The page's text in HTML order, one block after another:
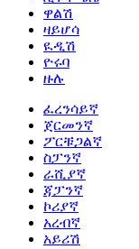
ዋልሽ
ዛይሆሳ
ዪዲሽ
ዮሩባ
ዙሉ
ፈረንሳይኛ
ጀርመንኛ
ፖርቹጋልኛ
ስፓንኛ
ራሺያኛ
ጃፓንኛ
ኮሪያኛ
አረብኛ
አይሪሽ